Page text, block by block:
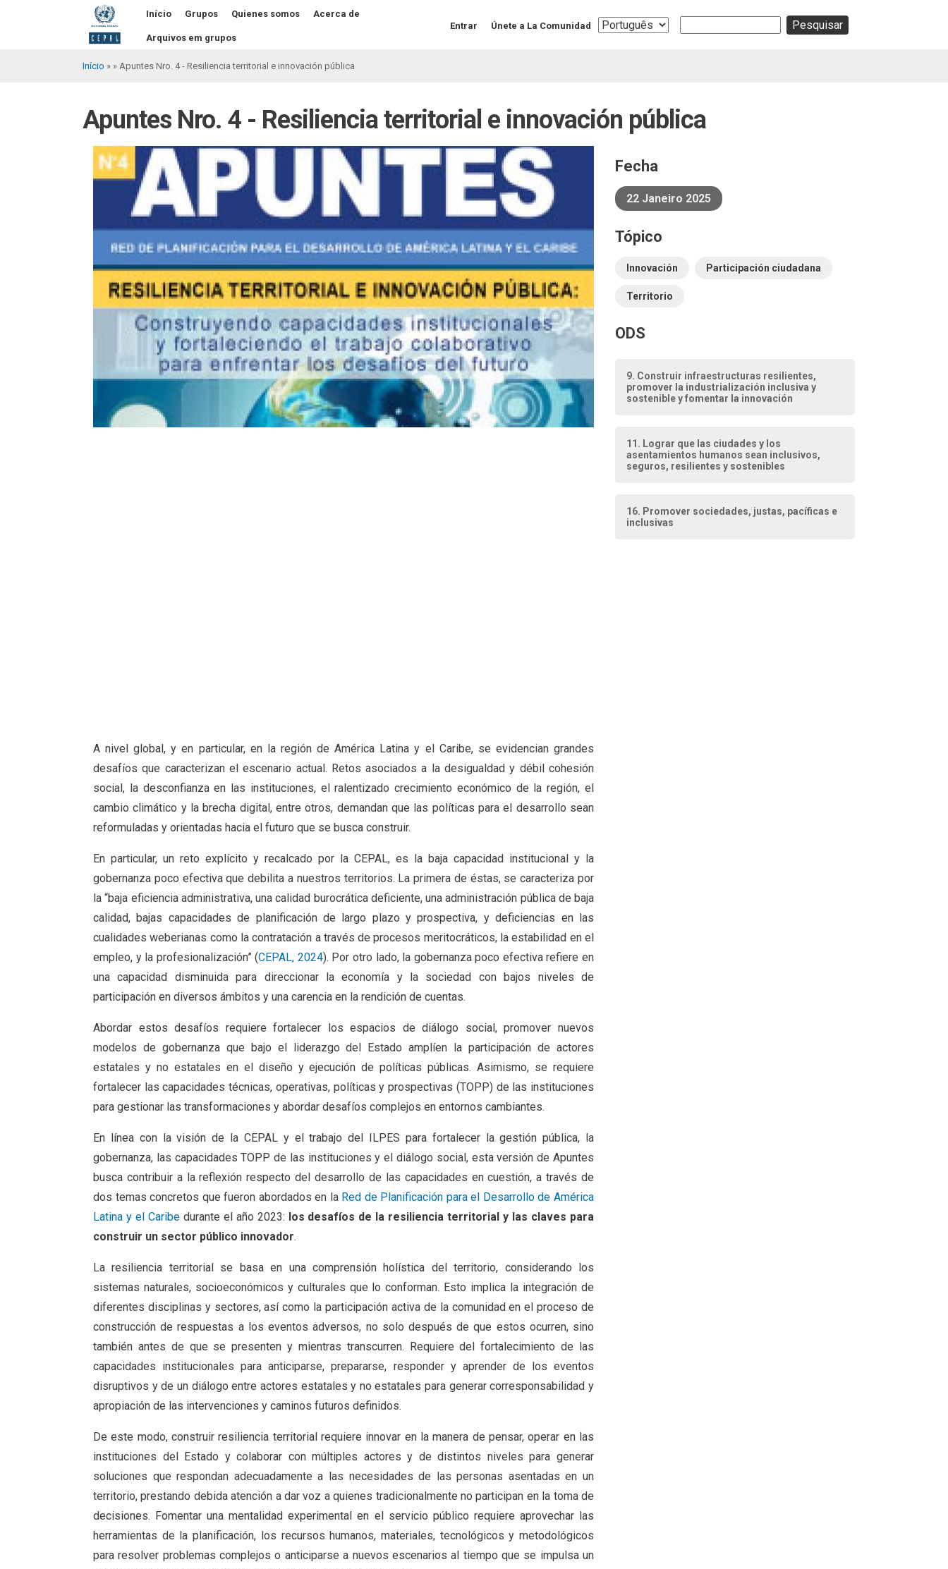
Início Grupos Quienes somos Acerca de
Arquivos em grupos
Entrar Únete a La Comunidad
Select
your
de
navegação
Início Apuntes Nro. 4 - Resiliencia territorial e innovación pública
Apuntes Nro. 4 - Resiliencia territorial e innovación pública
A nivel global, y en particular, en la región de América Latina y el Caribe, se evidencian grandes
desafíos que caracterizan el escenario actual. Retos asociados a la desigualdad y débil cohesión
social, la desconfianza en las instituciones, el ralentizado crecimiento económico de la región, el
cambio climático y la brecha digital, entre otros, demandan que las políticas para el desarrollo sean
reformuladas y orientadas hacia el futuro que se busca construir.
En particular, un reto explícito y recalcado por la CEPAL, es la baja capacidad institucional y la
gobernanza poco efectiva que debilita a nuestros territorios. La primera de éstas, se caracteriza por
la “baja eficiencia administrativa, una calidad burocrática deficiente, una administración pública de baja
calidad, bajas capacidades de planificación de largo plazo y prospectiva, y deficiencias en las
cualidades weberianas como la contratación a través de procesos meritocráticos, la estabilidad en el
empleo, y la profesionalización” (CEPAL, 2024). Por otro lado, la gobernanza poco efectiva refiere en
una capacidad disminuida para direccionar la economía y la sociedad con bajos niveles de
participación en diversos ámbitos y una carencia en la rendición de cuentas.
Abordar estos desafíos requiere fortalecer los espacios de diálogo social, promover nuevos
modelos de gobernanza que bajo el liderazgo del Estado amplíen la participación de actores
estatales y no estatales en el diseño y ejecución de políticas públicas. Asimismo, se requiere
fortalecer las capacidades técnicas, operativas, políticas y prospectivas (TOPP) de las instituciones
para gestionar las transformaciones y abordar desafíos complejos en entornos cambiantes.
En línea con la visión de la CEPAL y el trabajo del ILPES para fortalecer la gestión pública, la
gobernanza, las capacidades TOPP de las instituciones y el diálogo social, esta versión de Apuntes
busca contribuir a la reflexión respecto del desarrollo de las capacidades en cuestión, a través de
dos temas concretos que fueron abordados en la Red de Planificación para el Desarrollo de América
Latina y el Caribe durante el año 2023: los desafíos de la resiliencia territorial y las claves para
construir un sector público innovador.
La resiliencia territorial se basa en una comprensión holística del territorio, considerando los
sistemas naturales, socioeconómicos y culturales que lo conforman. Esto implica la integración de
diferentes disciplinas y sectores, así como la participación activa de la comunidad en el proceso de
construcción de respuestas a los eventos adversos, no solo después de que estos ocurren, sino
también antes de que se presenten y mientras transcurren. Requiere del fortalecimiento de las
capacidades institucionales para anticiparse, prepararse, responder y aprender de los eventos
disruptivos y de un diálogo entre actores estatales y no estatales para generar corresponsabilidad y
apropiación de las intervenciones y caminos futuros definidos.
De este modo, construir resiliencia territorial requiere innovar en la manera de pensar, operar en las
instituciones del Estado y colaborar con múltiples actores y de distintos niveles para generar
soluciones que respondan adecuadamente a las necesidades de las personas asentadas en un
territorio, prestando debida atención a dar voz a quienes tradicionalmente no participan en la toma de
decisiones. Fomentar una mentalidad experimental en el servicio público requiere aprovechar las
herramientas de la planificación, los recursos humanos, materiales, tecnológicos y metodológicos
para resolver problemas complejos o anticiparse a nuevos escenarios al tiempo que se impulsa un
Fecha
22 Janeiro 2025
Tópico
Innovación Participación ciudadana
Territorio
ODS
9. Construir infraestructuras resilientes,
promover la industrialización inclusiva y
sostenible y fomentar la innovación
11. Lograr que las ciudades y los
asentamientos humanos sean inclusivos,
seguros, resilientes y sostenibles
16. Promover sociedades, justas, pacíficas e
inclusivas